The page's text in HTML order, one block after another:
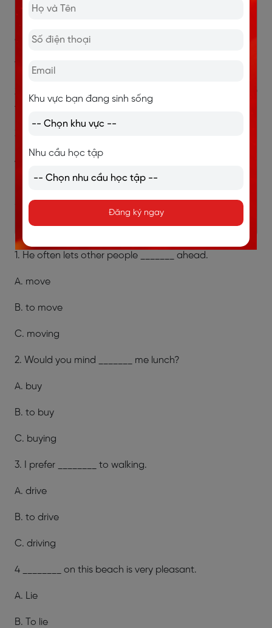
Bài tập 1
câu
1.They are used to (prepare) new lessons.
2. By ( work) day and night , he succeeded in ( finish)
the job in time.
4. Please stop (talk). We will stop (eat) lunch in ten
minutes.
5. Stop ( argue) and start( work).
Bài tập 2:Chọn đáp án đúng
1. He often lets other people _______ ahead.
A. move
B. to move
C. moving
2. Would you mind _______ me lunch?
A. buy
B. to buy
C. buying
3. I prefer ________ to walking.
A. drive
B. to drive
C. driving
4 ________ on this beach is very pleasant.
A. Lie
B. To lie
Khu vực bạn đang sinh sống
Nhu cầu học tập
Đăng ký ngay